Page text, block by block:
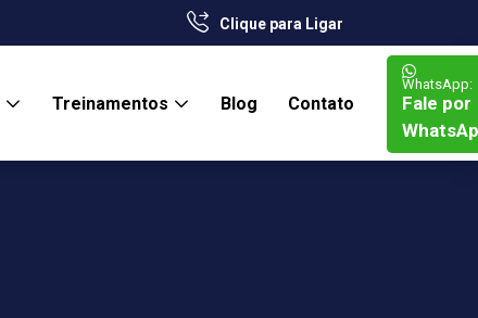
Clique para Ligar
WhatsApp:
Fale por
Treinamentos Blog Contato